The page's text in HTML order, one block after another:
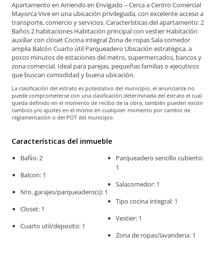
Apartamento en Arriendo en Envigado – Cerca a Centro Comercial
Mayorca Vive en una ubicación privilegiada, con excelente acceso a
transporte, comercio y servicios. Características del apartamento: 2
Baños 2 habitaciones Habitación principal con vestier Habitación
auxiliar con clóset Cocina integral Zona de ropas Sala comedor
amplia Balcón Cuarto útil Parqueadero Ubicación estratégica, a
pocos minutos de estaciones del metro, supermercados, bancos y
zona comercial. Ideal para parejas, pequeñas familias o ejecutivos
que buscan comodidad y buena ubicación.
La clasificación del estrato es potestativo del municipio, el anunciante no
puede comprometerse con una clasificación determinada del estrato el cual
queda definido en el momento de recibo de la obra, también pueden existir
cambios y/o ajustes en el mismo en cualquier momento por cambio de
reglamentación o del POT del municipio.
Características del inmueble
BaÑo: 2
Balcon: 1
Nro. garajes/parqueadero(s): 1
Closet: 1
Cuarto util/deposito: 1
Parqueadero sencillo cubierto:
1
Salacomedor: 1
Tipo cocina integral: 1
Vestier: 1
Zona de ropas/lavanderia: 1